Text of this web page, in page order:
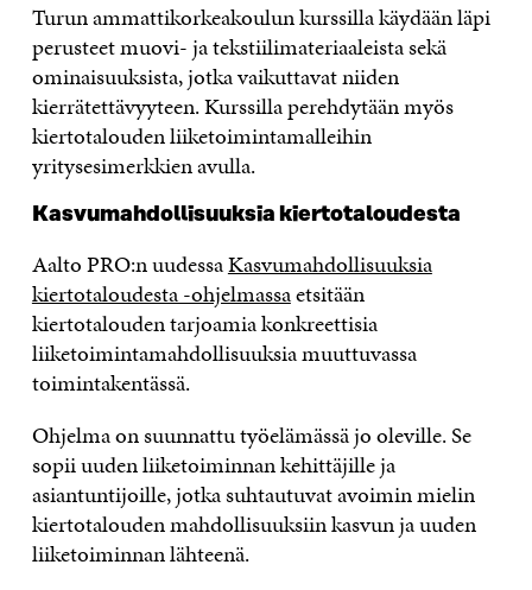
Turun ammattikorkeakoulun kurssilla käydään läpi
perusteet muovi- ja tekstiilimateriaaleista sekä
ominaisuuksista, jotka vaikuttavat niiden
kierrätettävyyteen. Kurssilla perehdytään myös
kiertotalouden liiketoimintamalleihin
yritysesimerkkien avulla.
Kasvumahdollisuuksia kiertotaloudesta
Aalto PRO:n uudessaKasvumahdollisuuksia
kiertotaloudesta -ohjelmassaetsitään
kiertotalouden tarjoamia konkreettisia
liiketoimintamahdollisuuksia muuttuvassa
toimintakentässä.
Ohjelma on suunnattu työelämässä jo oleville. Se
sopii uuden liiketoiminnan kehittäjille ja
asiantuntijoille, jotka suhtautuvat avoimin mielin
kiertotalouden mahdollisuuksiin kasvun ja uuden
liiketoiminnan lähteenä.